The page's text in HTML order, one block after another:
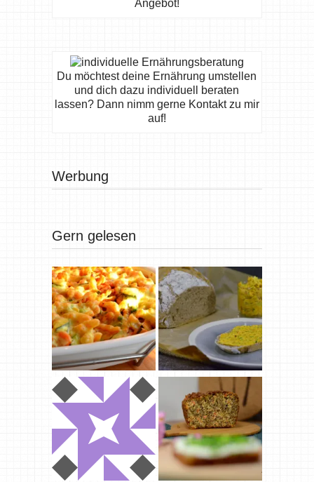
Angebot!
Du möchtest deine Ernährung umstellen
und dich dazu individuell beraten
lassen? Dann nimm gerne Kontakt zu mir
auf!
Werbung
Gern gelesen